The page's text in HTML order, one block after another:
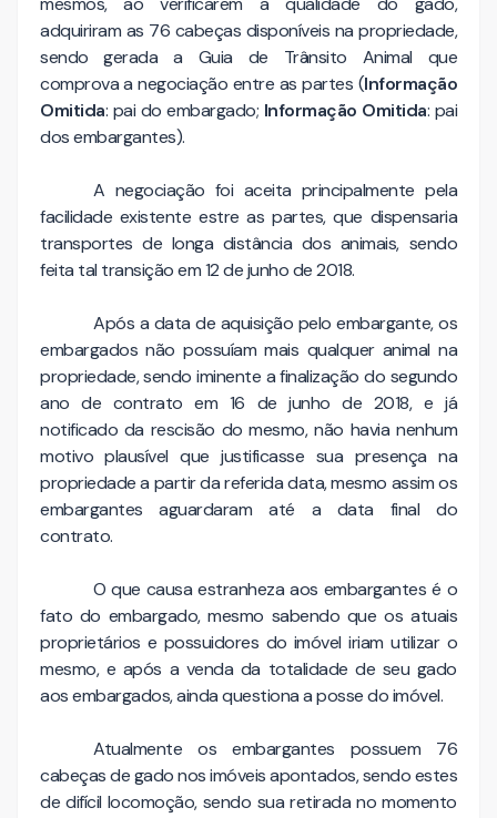
adquiriram as 76 cabeças disponíveis na propriedade,
sendo gerada a Guia de Trânsito Animal que
comprova a negociação entre as partes (Informação
Omitida: pai do embargado; Informação Omitida: pai
dos embargantes).
A negociação foi aceita principalmente pela
facilidade existente estre as partes, que dispensaria
transportes de longa distância dos animais, sendo
feita tal transição em 12 de junho de 2018.
Após a data de aquisição pelo embargante, os
embargados não possuíam mais qualquer animal na
propriedade, sendo iminente a finalização do segundo
ano de contrato em 16 de junho de 2018, e já
notificado da rescisão do mesmo, não havia nenhum
motivo plausível que justificasse sua presença na
propriedade a partir da referida data, mesmo assim os
embargantes aguardaram até a data final do
contrato.
O que causa estranheza aos embargantes é o
fato do embargado, mesmo sabendo que os atuais
proprietários e possuidores do imóvel iriam utilizar o
mesmo, e após a venda da totalidade de seu gado
aos embargados, ainda questiona a posse do imóvel.
Atualmente os embargantes possuem 76
cabeças de gado nos imóveis apontados, sendo estes
de difícil locomoção, sendo sua retirada no momento